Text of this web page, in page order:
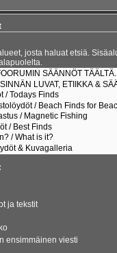
josta haluat etsiä.
ja tekstit
ensimmäinen viesti